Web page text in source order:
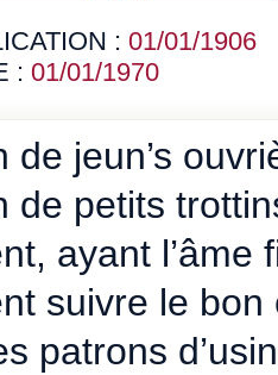
: 01/01/1906
: 01/01/1970
de jeun’s
de petits
ayant l’âme
suivre le bon
patrons